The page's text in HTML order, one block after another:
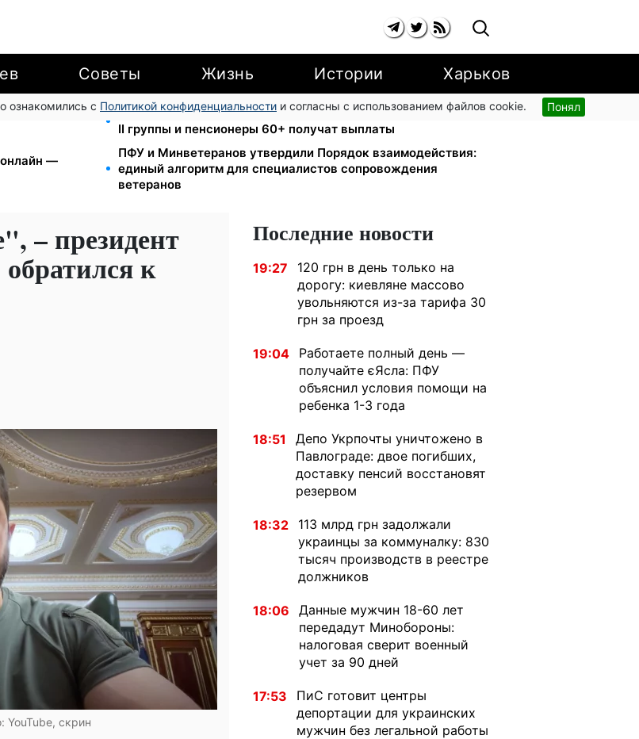
Советы Жизнь Истории Харьков
ознакомились с Политикой конфиденциальности и согласны с использованием файлов cookie. Понял
помощь в
2000 грн в квартал от фонда США: люди с инвалидностью I-
II группы и пенсионеры 60+ получат выплаты
—
ПФУ и Минветеранов утвердили Порядок взаимодействия:
единый алгоритм для специалистов сопровождения
ветеранов
– президент
к
YouTube, скрин
Последние новости
19:27
120 грн в день только на
дорогу: киевляне массово
увольняются из-за тарифа 30
грн за проезд
19:04
Работаете полный день —
получайте єЯсла: ПФУ
объяснил условия помощи на
ребенка 1-3 года
18:51
Депо Укрпочты уничтожено в
Павлограде: двое погибших,
доставку пенсий восстановят
резервом
18:32
113 млрд грн задолжали
украинцы за коммуналку: 830
тысяч производств в реестре
должников
18:06
Данные мужчин 18-60 лет
передадут Минобороны:
налоговая сверит военный
учет за 90 дней
17:53
ПиС готовит центры
депортации для украинских
мужчин без легальной работы